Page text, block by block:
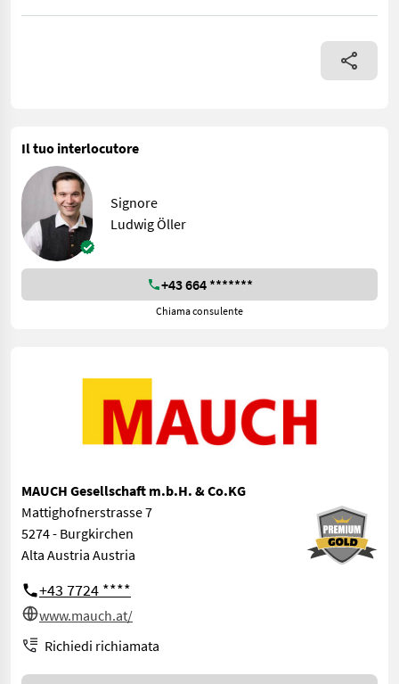
Dotazioni: - Albero cardanico - Legatura a rete - Meccanismo
Il tuo interlocutore
Signore
Ludwig Öller
+43 664 *******
Chiama consulente
MAUCH Gesellschaft m.b.H. & Co.KG
Mattighofnerstrasse 7
5274 - Burgkirchen
Alta Austria Austria
+43 7724 ****
www.mauch.at/
Richiedi richiamata